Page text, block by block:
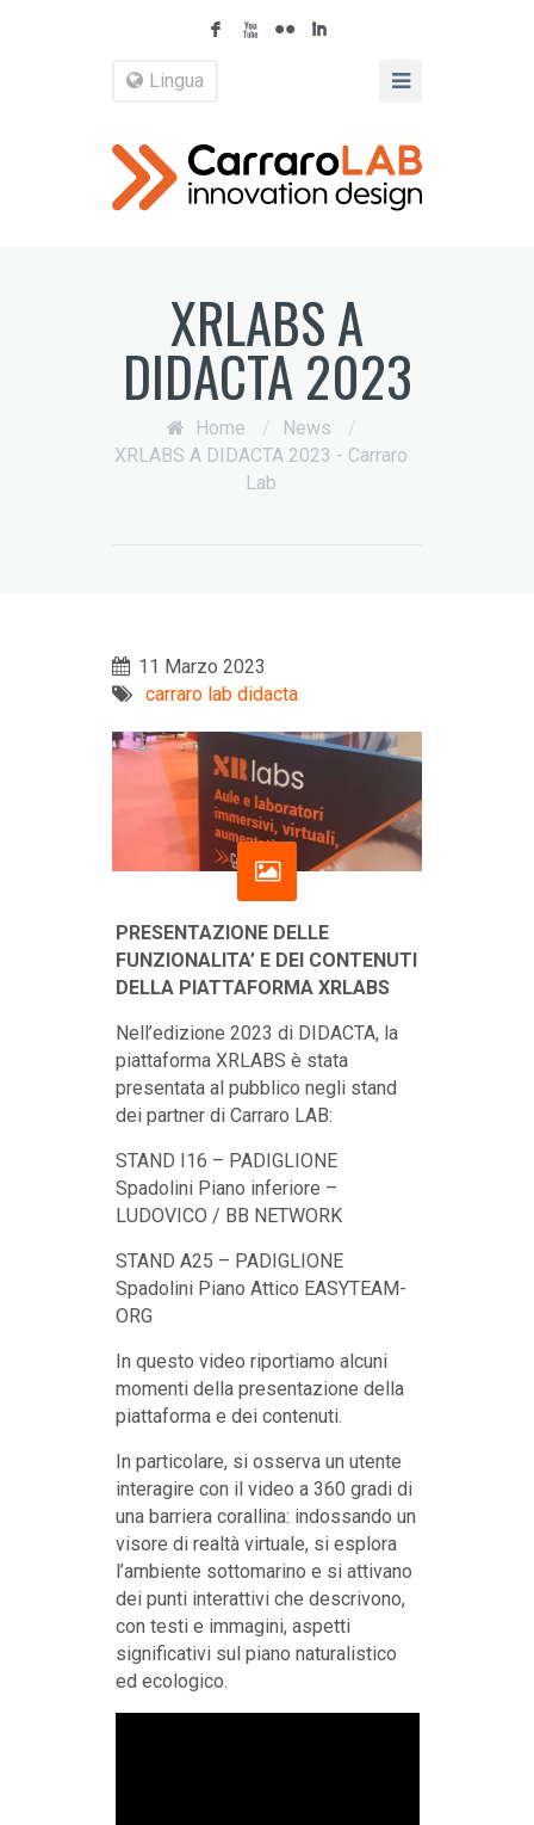
F X N I
Lingua
XRLABS A
DIDACTA 2023
Home / News
/
XRLABS A DIDACTA 2023 - Carraro
Lab
11 Marzo 2023
carraro lab didacta
PRESENTAZIONE DELLE
FUNZIONALITA’ E DEI CONTENUTI
DELLA PIATTAFORMA XRLABS
Nell’edizione 2023 di DIDACTA, la
piattaforma XRLABS è stata
presentata al pubblico negli stand
dei partner di Carraro LAB:
STAND I16 – PADIGLIONE
Spadolini Piano inferiore –
LUDOVICO / BB NETWORK
STAND A25 – PADIGLIONE
Spadolini Piano Attico EASYTEAM-
ORG
In questo video riportiamo alcuni
momenti della presentazione della
piattaforma e dei contenuti.
In particolare, si osserva un utente
interagire con il video a 360 gradi di
una barriera corallina: indossando un
visore di realtà virtuale, si esplora
l’ambiente sottomarino e si attivano
dei punti interattivi che descrivono,
con testi e immagini, aspetti
significativi sul piano naturalistico
ed ecologico.